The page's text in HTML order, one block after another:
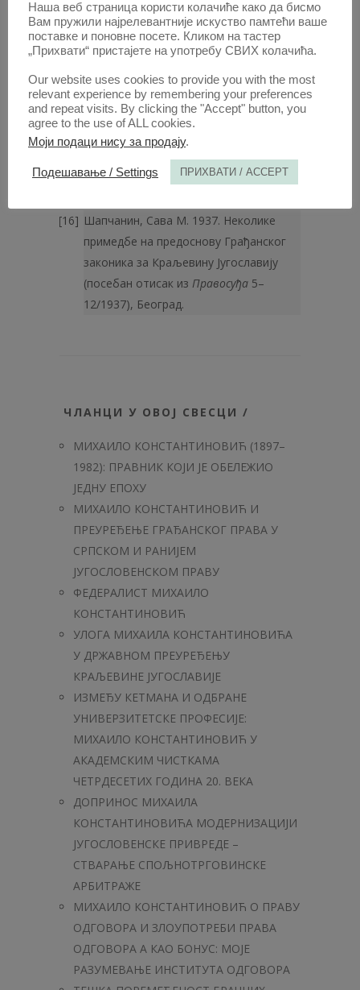
Перић, Живојин. 1939.Образложење §§
1–319 Предоснове грађан­скога законика
за Краљевину Југославију. Београд.
Перић, Нинко. 1938. Предоснова
грађанског законика (§ 9) (посебан
отисак изПравосуђа 1–2/1938),
Београд.
Slapnicka, Helmut. 1973.Österreichs Recht
außerhalb Österreichs. Der Untergang des
Шапчанин, Сава М. 1937. Неколике
примедбе на предоснову Гра­ђанског
законика за Краљевину Југославију
(посебан отисак из Правосуђа 5–
12/1937), Београд.
ЧЛАНЦИ У ОВОЈ СВЕСЦИ /
МИХАИЛО КОНСТАНТИНОВИЋ (1897–
1982): ПРАВНИК КОЈИ ЈЕ ОБЕЛЕЖИО
ЈЕДНУ ЕПОХУ
МИХАИЛО КОНСТАНТИНОВИЋ И
ПРЕУРЕЂЕЊЕ ГРАЂАНСКОГ ПРАВА У
СРПСКОМ И РАНИЈЕМ
ЈУГОСЛОВЕНСКОМ ПРАВУ
ФЕДЕРАЛИСТ МИХАИЛО
КОНСТАНТИНОВИЋ
УЛОГА МИХАИЛА КОНСТАНТИНОВИЋА
У ДРЖАВНОМ ПРЕУРЕЂЕЊУ
КРАЉЕВИНЕ ЈУГОСЛАВИЈЕ
ИЗМЕЂУ КЕТМАНА И ОДБРАНЕ
УНИВЕРЗИТЕТСКЕ ПРОФЕСИЈЕ:
МИХАИЛО КОНСТАНТИНОВИЋ У
АКАДЕМСКИМ ЧИСТКАМА
ЧЕТРДЕСЕТИХ ГОДИНА 20. ВЕКА
ДОПРИНОС МИХАИЛА
КОНСТАНТИНОВИЋА МОДЕРНИЗАЦИЈИ
ЈУГОСЛОВЕНСКЕ ПРИВРЕДЕ –
СТВАРАЊЕ СПОЉНОТРГОВИНСКЕ
АРБИТРАЖЕ
МИХАИЛО КОНСТАНТИНОВИЋ О ПРАВУ
ОДГОВОРА И ЗЛОУПОТРЕБИ ПРАВА
ОДГОВОРА А КАО БОНУС: МОЈЕ
РАЗУМЕВАЊЕ ИНСТИТУТА ОДГОВОРА
Наша веб страница користи колачиће како да бисмо
Вам пружили најрелевантније искуство памтећи ваше
поставке и поновне посете. Кликом на тастер
„Прихвати“ пристајете на употребу СВИХ колачића.
Our website uses cookies to provide you with the most
relevant experience by remembering your preferences
and repeat visits. By clicking the "Accept" button, you
agree to the use of ALL cookies.
Моји подаци нису за продају.
Подешавање / Settings ПРИХВАТИ / ACCEPT